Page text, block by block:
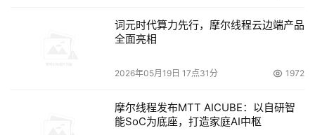
统的单一接口视为单个磁带库或者是一个实体，即便某一个
单元失效，该设备也还能继续运转。
本次大会，除了一些厂商的老生常谈（比如信息生命周
词元时代算力先行，摩尔线程云边端产品
全面亮相
2026年05月19日 17点31分 1972
摩尔线程发布MTT AICUBE：以自研智
能SoC为底座，打造家庭AI中枢